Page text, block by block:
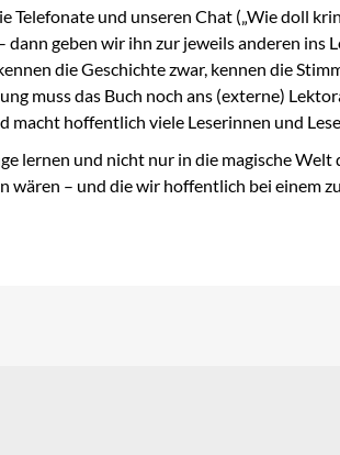
und unseren Chat („Wie doll
geben wir ihn zur jeweils anderen
die Geschichte zwar, kennen die
muss das Buch noch ans (externe)
hoffentlich viele Leserinnen und
lernen und nicht nur in die magische
– und die wir hoffentlich bei einem